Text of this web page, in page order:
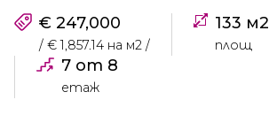
€ 247,000
/ € 1,857.14 на м2 /
133 м2
площ
7 от 8
етаж